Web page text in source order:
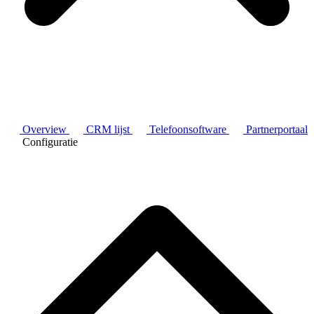
Overview CRM lijst Telefoonsoftware
Partnerportaal
Configuratie